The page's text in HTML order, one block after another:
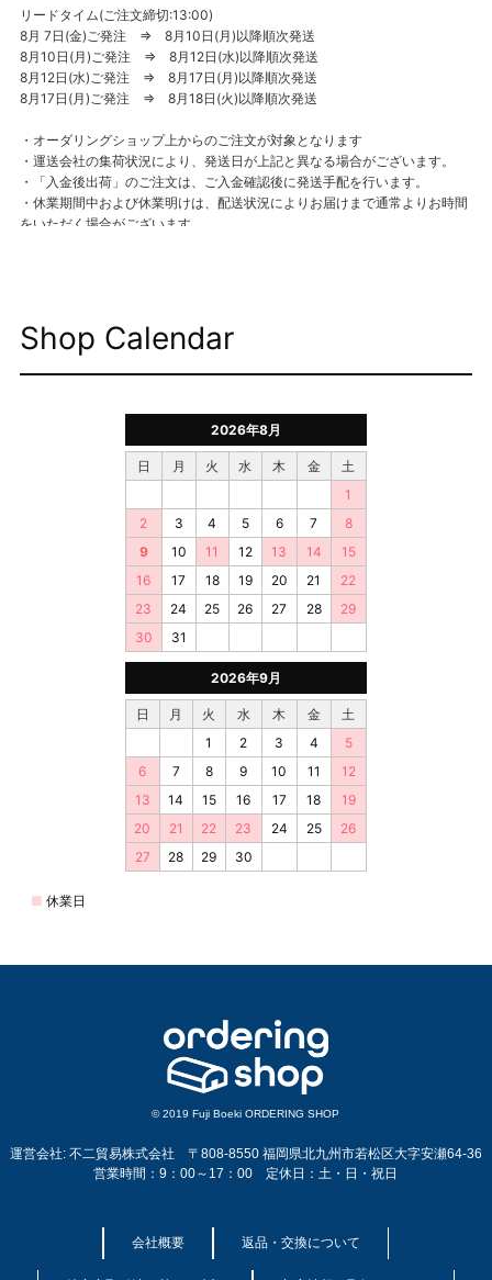
© 2019 Fuji Boeki ORDERING SHOP
運営会社: 不二貿易株式会社 〒808-8550 福岡県北九州市若松区大字安瀬64-36
営業時間：9：00～17：00 定休日：土・日・祝日
会社概要 返品・交換について